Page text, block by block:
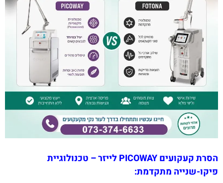
הסרת קעקועים PICOWAY לייזר – טכנולוגיית
פיקו-שנייה מתקדמת: